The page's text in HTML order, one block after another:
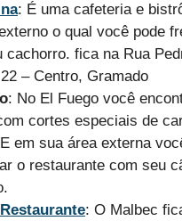
: É uma cafeteria e
o qual você pode
cachorro. fica na Rua
– Centro, Gramado
: No El Fuego você
cortes especiais de
em sua área externa
o restaurante com seu
: O Malbec